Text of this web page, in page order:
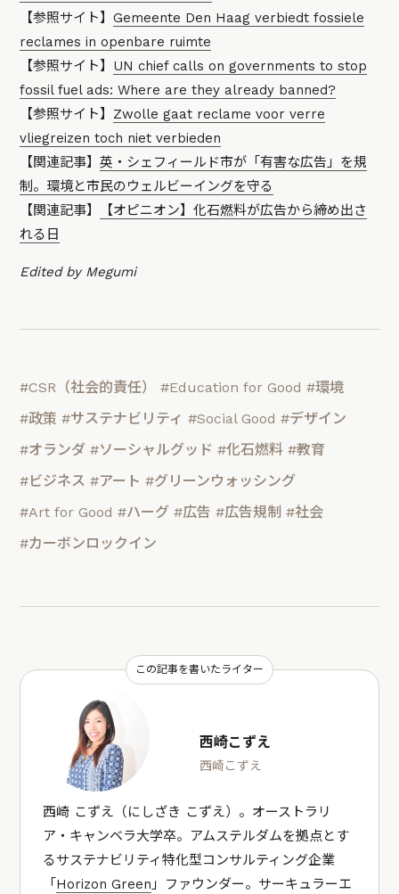
【参照サイト】Gemeente Den Haag verbiedt fossiele
reclames in openbare ruimte
【参照サイト】 UN chief calls on governments to stop
fossil fuel ads: Where are they already banned?
【参照サイト】 Zwolle gaat reclame voor verre
vliegreizen toch niet verbieden
【関連記事】英・シェフィールド市が「有害な広告」を規
制。環境と市民のウェルビーイングを守る
【関連記事】
【オピニオン】化石燃料が広告から締め出さ
れる日
Edited by Megumi
#CSR（社会的責任） #Education for Good #環境
#政策 #サステナビリティ #Social Good #デザイン
#オランダ #ソーシャルグッド #化石燃料 #教育
#ビジネス #アート #グリーンウォッシング
#Art for Good #ハーグ #広告 #広告規制 #社会
#カーボンロックイン
この記事を書いたライター
西崎こずえ
西崎こずえ
西崎 こずえ（にしざき こずえ）。オーストラリ
ア・キャンベラ大学卒。アムステルダムを拠点とす
るサステナビリティ特化型コンサルティング企業
「 Horizon Green 」ファウンダー。サーキュラーエ